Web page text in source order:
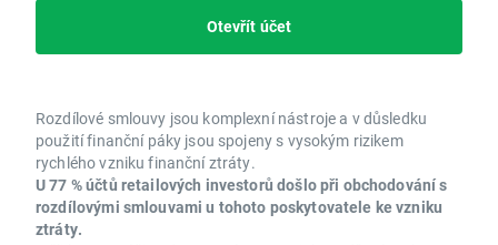
Otevřít účet
Rozdílové smlouvy jsou komplexní nástroje a v důsledku
použití finanční páky jsou spojeny s vysokým rizikem
rychlého vzniku finanční ztráty.
U 77 % účtů retailových investorů došlo při obchodování s
rozdílovými smlouvami u tohoto poskytovatele ke vzniku
ztráty.